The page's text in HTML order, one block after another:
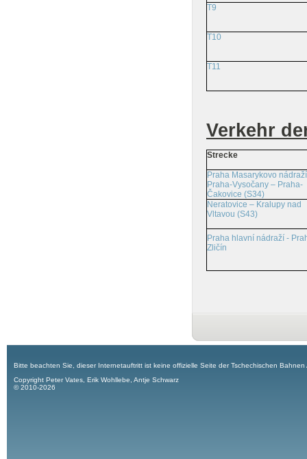
T9
T10
T11
Verkehr
Strecke
Praha Masarykovo
Praha-Vysočany – Praha-
Čakovice (S34)
Neratovice – Kralupy nad
Vltavou (S43)
Praha hlavní nádraží -
Zličín
Bitte beachten Sie, dieser Internetauftritt ist keine offizielle Seite der Tschechischen
Copyright Peter Vates, Erik Wohllebe, Antje Schwarz
© 2010-2026